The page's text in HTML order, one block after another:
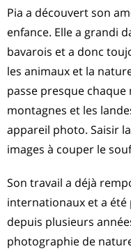
Pia a découvert son
enfance. Elle a grandi
bavarois et a donc
les animaux et la
passe presque
montagnes et les
appareil photo. Saisir
images à couper le
Son travail a déjà
internationaux et a
depuis plusieurs
photographie de